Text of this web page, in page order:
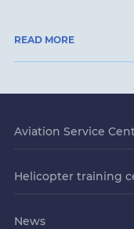
READ MORE
Aviation Service
Helicopter training
News